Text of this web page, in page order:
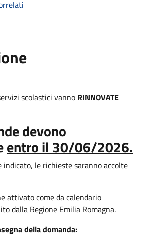
scolastici vanno RINNOVATE
devono
entro il 30/06/2026.
le richieste saranno accolte
attivato come da calendario
dalla Regione Emilia Romagna.
della domanda: